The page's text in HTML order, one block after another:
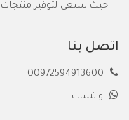
حيث نسعى لتوفير منتجات
اتصل بنا
واتساب